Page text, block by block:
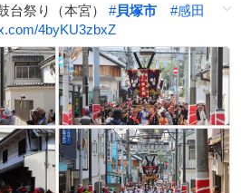
台祭り（本宮） #貝塚市 #感田
4byKU3zbxZ